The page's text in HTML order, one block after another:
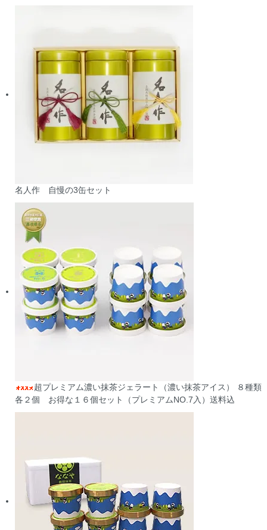
名人作 自慢の3缶セット
超プレミアム濃い抹茶ジェラート（濃い抹茶アイス） ８種類
各２個 お得な１６個セット（プレミアムNO.7入）送料込